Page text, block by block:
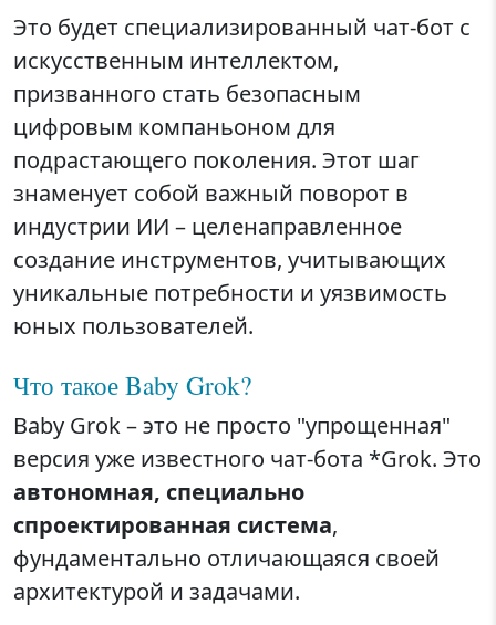
Это будет специализированный чат-бот с
искусственным интеллектом,
призванного стать безопасным
цифровым компаньоном для
подрастающего поколения. Этот шаг
знаменует собой важный поворот в
индустрии ИИ – целенаправленное
создание инструментов, учитывающих
уникальные потребности и уязвимость
юных пользователей.
Что такое Baby Grok?
Baby Grok – это не просто "упрощенная"
версия уже известного чат-бота *Grok. Это
автономная, специально
спроектированная система,
фундаментально отличающаяся своей
архитектурой и задачами.